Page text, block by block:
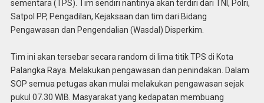
sementara (TPS). Tim sendiri nantinya akan terdiri dari TNI, Polri,
Satpol PP, Pengadilan, Kejaksaan dan tim dari Bidang
Pengawasan dan Pengendalian (Wasdal) Disperkim.
Tim ini akan tersebar secara random di lima titik TPS di Kota
Palangka Raya. Melakukan pengawasan dan penindakan. Dalam
SOP semua petugas akan mulai melakukan pengawasan sejak
pukul 07.30 WIB. Masyarakat yang kedapatan membuang